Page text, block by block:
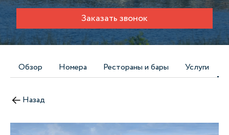
Заказать звонок
Обзор Номера Рестораны и бары Услуги
Назад